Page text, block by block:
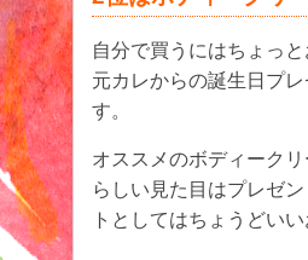
自分で買うにはちょっ
元カレからの誕生日プ
す。
オススメのボディーク
らしい見た目はプレゼ
トとしてはちょうどいい